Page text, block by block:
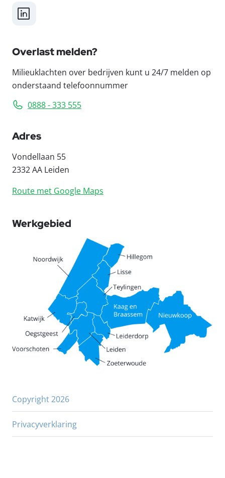
LinkedIn
Overlast melden?
Milieuklachten over bedrijven kunt u 24/7 melden op
onderstaand telefoonnummer
0888 - 333 555
Adres
Vondellaan 55
2332 AA Leiden
Route met Google Maps
Werkgebied
Copyright 2026
Privacyverklaring